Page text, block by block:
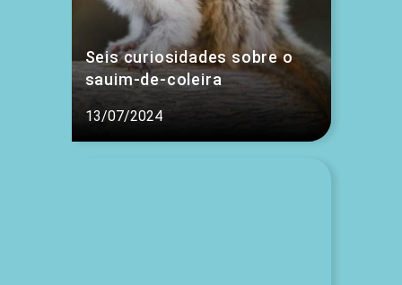
Seis curiosidades sobre o
sauim-de-coleira
13/07/2024